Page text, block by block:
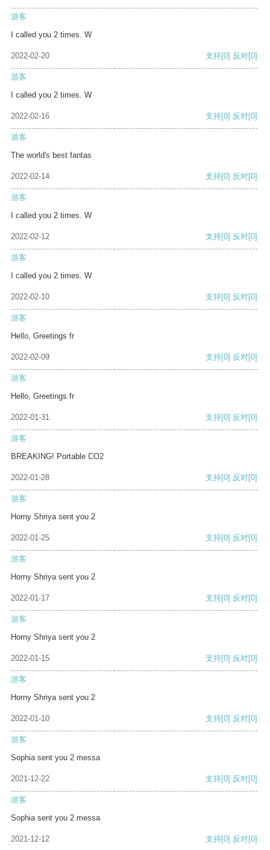
游客
I called you 2 times. W
2022-02-20 支持[0] 反对[0]
游客
I called you 2 times. W
2022-02-16 支持[0] 反对[0]
游客
The world's best fantas
2022-02-14 支持[0] 反对[0]
游客
I called you 2 times. W
2022-02-12 支持[0] 反对[0]
游客
I called you 2 times. W
2022-02-10 支持[0] 反对[0]
游客
Hello, Greetings fr
2022-02-09 支持[0] 反对[0]
游客
Hello, Greetings fr
2022-01-31 支持[0] 反对[0]
游客
BREAKING! Portable CO2
2022-01-28 支持[0] 反对[0]
游客
Horny Shriya sent you 2
2022-01-25 支持[0] 反对[0]
游客
Horny Shriya sent you 2
2022-01-17 支持[0] 反对[0]
游客
Horny Shriya sent you 2
2022-01-15 支持[0] 反对[0]
游客
Horny Shriya sent you 2
2022-01-10 支持[0] 反对[0]
游客
Sophia sent you 2 messa
2021-12-22 支持[0] 反对[0]
游客
Sophia sent you 2 messa
2021-12-12 支持[0] 反对[0]